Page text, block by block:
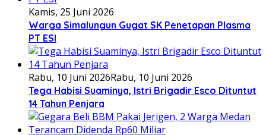
Kamis, 25 Juni 2026
Warga Simalungun Gugat SK Penetapan Plasma
PT ESI
Rabu, 10 Juni 2026Rabu, 10 Juni 2026
Tega Habisi Suaminya, Istri Brigadir Esco Dituntut
14 Tahun Penjara